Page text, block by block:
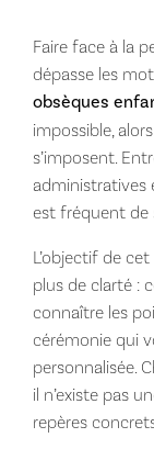
Faire face à la
dépasse les
obsèques
impossible,
s’imposent.
administratives
est fréquent de
L’objectif de
plus de clarté :
connaître les
cérémonie qui
personnalisée.
il n’existe pas
repères